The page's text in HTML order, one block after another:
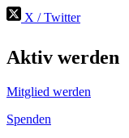
X / Twitter
Aktiv werden
Mitglied werden
Spenden